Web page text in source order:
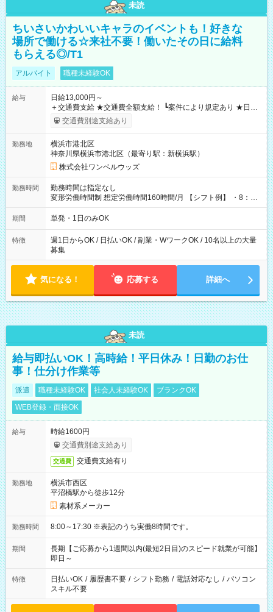
未読
ちいさいかわいいキャラのイベントも！好きな
場所で働ける☆来社不要！働いたその日に給料
もらえる◎/T1
アルバイト 職種未経験OK
給与
日給13,000円～
＋交通費支給 ★交通費全額支給！ ┗案件により規定あり ★日払
いOK！（規定あり） ┗働いたその日に現金GET♪ お仕事後はコ
ンビニATMから 日払い分を引き落とせます！ 【試用期間】試
交通費別途支給あり
勤務地
横浜市港北区
神奈川県横浜市港北区（最寄り駅：新横浜駅）
株式会社ワンベルウッズ
勤務時間
勤務時間は指定なし
変形労働時間制 想定労働時間160時間/月 【シフト例】 ・8：00
～21：00
期間 単発・1日のみOK
特徴
週1日からOK / 日払いOK / 副業・WワークOK / 10名以上の大量
募集
気になる！ 応募する 詳細へ
未読
給与即払いOK！高時給！平日休み！日勤のお仕
事！仕分け作業等
派遣 職種未経験OK 社会人未経験OK
ブランクOK
WEB登録・面接OK
給与
時給1600円
交通費別途支給あり
交通費 交通費支給有り
勤務地
横浜市西区
平沼橋駅から徒歩12分
素材系メーカー
勤務時間 8:00～17:30 ※表記のうち実働8時間です。
期間
長期【ご応募から1週間以内(最短2日目)のスピード就業が可能】
即日～
特徴 日払いOK / 履歴書不要 / シフト勤務 / 電話対応なし / パソコン
スキル不要